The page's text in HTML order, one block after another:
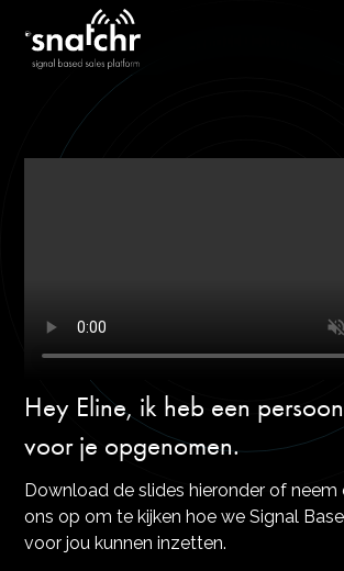
Hey Eline, ik heb een
voor je opgenomen.
Download de slides hieronder of
ons op om te kijken hoe we Signal
voor jou kunnen inzetten.